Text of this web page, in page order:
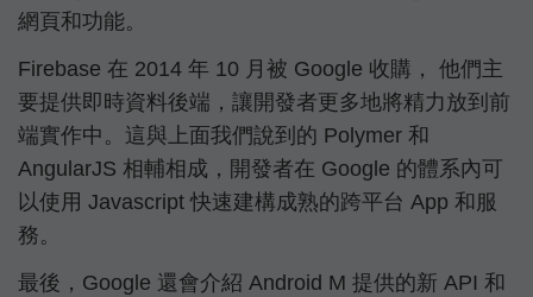
網頁和功能。
Firebase 在 2014 年 10 月被 Google 收購， 他們主
要提供即時資料後端，讓開發者更多地將精力放到前
端實作中。這與上面我們說到的 Polymer 和
AngularJS 相輔相成，開發者在 Google 的體系內可
以使用 Javascript 快速建構成熟的跨平台 App 和服
務。
最後，Google 還會介紹 Android M 提供的新 API 和